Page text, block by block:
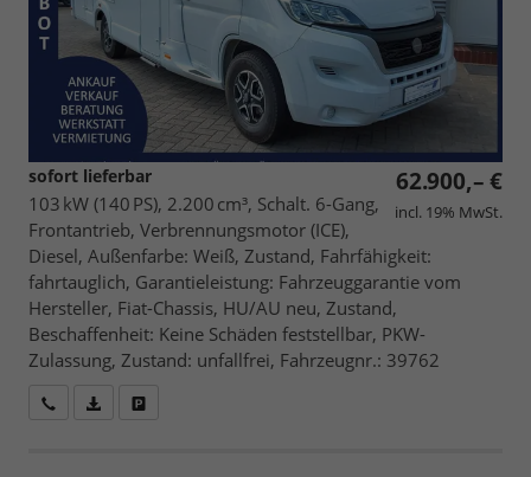
62.900,– €
incl. 19% MwSt.
sofort lieferbar
103 kW (140 PS), 2.200 cm³, Schalt. 6-Gang,
Frontantrieb, Verbrennungsmotor (ICE),
Diesel, Außenfarbe: Weiß, Zustand, Fahrfähigkeit:
fahrtauglich, Garantieleistung: Fahrzeuggarantie vom
Hersteller, Fiat-Chassis, HU/AU neu, Zustand,
Beschaffenheit: Keine Schäden feststellbar, PKW-
Zulassung, Zustand: unfallfrei, Fahrzeugnr.: 39762
Wir rufen Sie anFahrzeugexposé (PDF)